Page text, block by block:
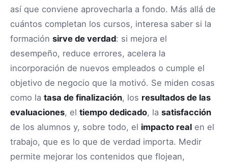
así que conviene aprovecharla a fondo. Más allá de
cuántos completan los cursos, interesa saber si la
formación sirve de verdad: si mejora el
desempeño, reduce errores, acelera la
incorporación de nuevos empleados o cumple el
objetivo de negocio que la motivó. Se miden cosas
como la tasa de finalización, los resultados de las
evaluaciones, el tiempo dedicado, la satisfacción
de los alumnos y, sobre todo, el impacto real en el
trabajo, que es lo que de verdad importa. Medir
permite mejorar los contenidos que flojean,